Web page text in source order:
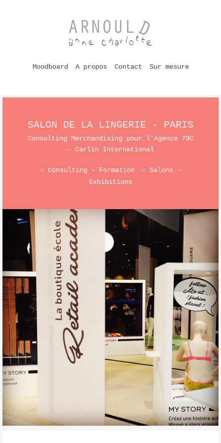
Moodboard A propos Contact Sur mesure
SALON DE LA LINGERIE - PARIS
Consulting Merchandising pour l'Agence 79C
- Carlin International
Consulting - Formation
Salons -
Exhibitions